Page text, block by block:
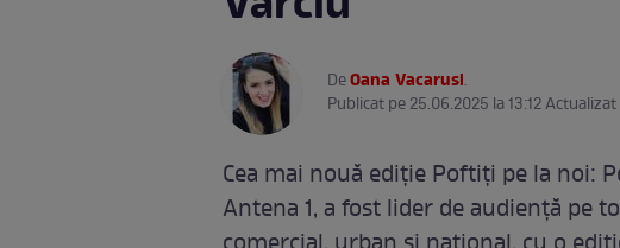
DeOana Vacarusi.
Publicat pe 25.06.2025 la 13:12
Cea mai nouă ediție Poftiți pe la noi:
Antena 1, a fost lider de audiență pe